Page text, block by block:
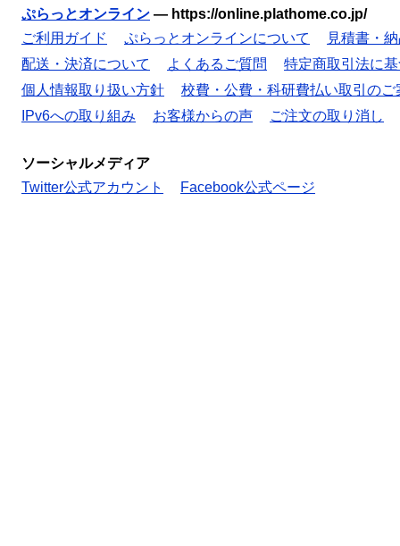
ぷらっとオンライン — https://online.plathome.co.jp/
ご利用ガイド
ぷらっとオンラインについて
見積書・
配送・決済について
よくあるご質問
特定商取引法に
個人情報取り扱い方針
校費・公費・科研費払い取引のご
IPv6への取り組み
お客様からの声 ご注文の取り消し
ソーシャルメディア
Twitter公式アカウント
Facebook公式ページ